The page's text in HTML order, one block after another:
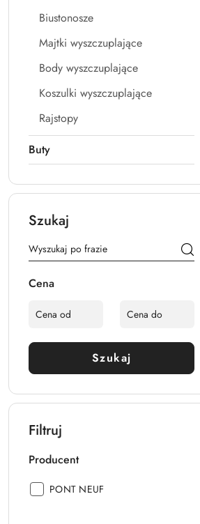
Biustonosze
Majtki wyszczuplające
Body wyszczuplające
Koszulki wyszczuplające
Rajstopy
Buty
Szukaj
Cena
Szukaj
Filtruj
Producent
Producent:
PONT NEUF